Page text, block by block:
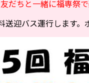
だちと一緒に福専祭
送迎バス運行します